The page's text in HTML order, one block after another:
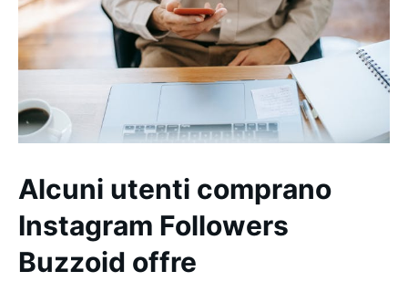
Alcuni utenti comprano
Instagram Followers
Buzzoid offre